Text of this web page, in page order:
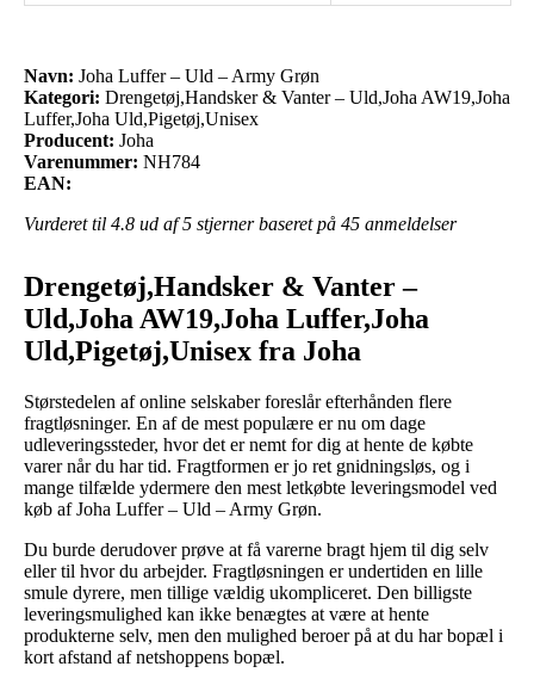
Navn: Joha Luffer – Uld – Army Grøn
Kategori: Drengetøj,Handsker & Vanter – Uld,Joha AW19,Joha
Luffer,Joha Uld,Pigetøj,Unisex
Producent: Joha
Varenummer: NH784
EAN:
Vurderet til 4.8 ud af 5 stjerner baseret på 45 anmeldelser
Drengetøj,Handsker & Vanter –
Uld,Joha AW19,Joha Luffer,Joha
Uld,Pigetøj,Unisex fra Joha
Størstedelen af online selskaber foreslår efterhånden flere
fragtløsninger. En af de mest populære er nu om dage
udleveringssteder, hvor det er nemt for dig at hente de købte
varer når du har tid. Fragtformen er jo ret gnidningsløs, og i
mange tilfælde ydermere den mest letkøbte leveringsmodel ved
køb af Joha Luffer – Uld – Army Grøn.
Du burde derudover prøve at få varerne bragt hjem til dig selv
eller til hvor du arbejder. Fragtløsningen er undertiden en lille
smule dyrere, men tillige vældig ukompliceret. Den billigste
leveringsmulighed kan ikke benægtes at være at hente
produkterne selv, men den mulighed beroer på at du har bopæl i
kort afstand af netshoppens bopæl.